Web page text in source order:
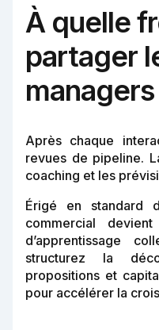
À quelle
partager
managers
Après chaque
revues de pipeline.
coaching et les
Érigé en standard
commercial
d’apprentissage
structurez la
propositions et
pour accélérer la